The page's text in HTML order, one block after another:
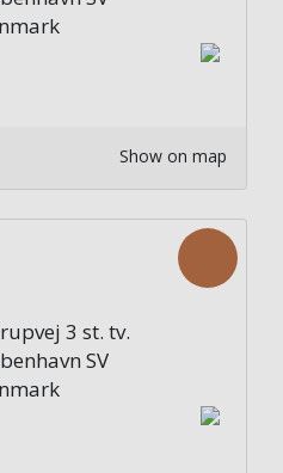
Show on map
3 st. tv.
SV